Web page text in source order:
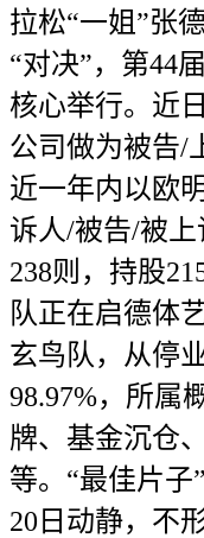
拉松“一姐”张
“对决”，第44
核心举行。近
公司做为被告/
近一年内以欧
诉人/被告/被
238则，持股
队正在启德体
玄鸟队，从停
98.97%，所属
牌、基金沉仓
等。“最佳片子
20日动静，不